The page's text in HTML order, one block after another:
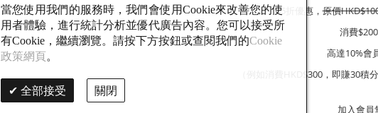
當您使用我們的服務時，我們會使用Cookie來改善您的使
用者體驗，進行統計分析並優代廣告內容。您可以接受所
有Cookie，繼續瀏覽。請按下方按鈕或查閱我們的Cookie
政策網頁。
全部接受 關閉
75折優惠，原價
消費
高達10%會
（例如消費HKD$300，即賺30
加入會員